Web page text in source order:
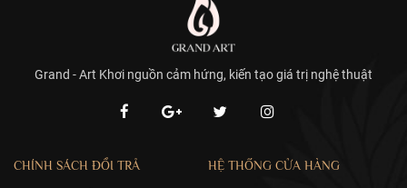
Grand - Art Khơi nguồn cảm hứng, kiến tạo giá trị nghệ thuật
CHÍNH SÁCH ĐỔI TRẢ HỆ THỐNG CỬA HÀNG